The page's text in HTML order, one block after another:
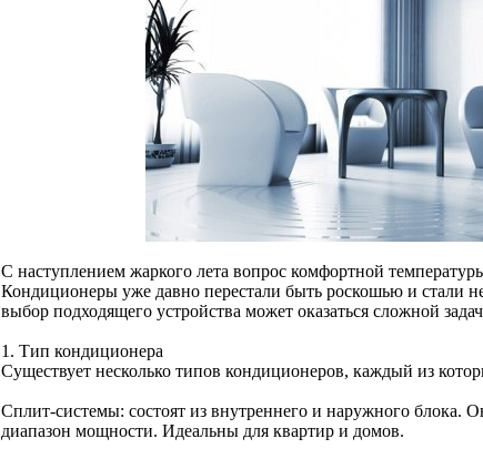
С наступлением жаркого лета вопрос комфортной
Кондиционеры уже давно перестали быть роскошью и стали
выбор подходящего устройства может оказаться сложной
1. Тип кондиционера
Существует несколько типов кондиционеров, каждый из
Сплит-системы: состоят из внутреннего и наружного
диапазон мощности. Идеальны для квартир и домов.